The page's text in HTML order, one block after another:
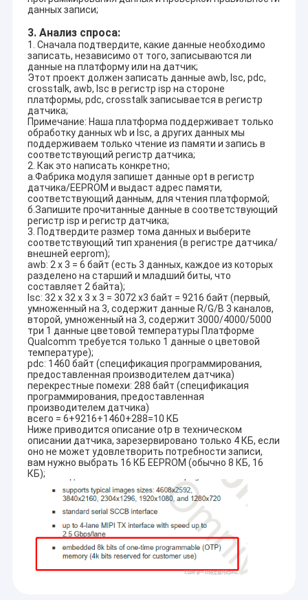
Главная страница
Продукция
данных записи;
3. Анализ спроса:
1. Сначала подтвердите, какие данные необходимо
записать, независимо от того, записываются ли
данные на платформу или на датчик;
Этот проект должен записать данные awb, lsc, pdc,
crosstalk, awb, lsc в регистр isp на стороне
платформы, pdc, crosstalk записывается в регистр
датчика;
Примечание: Наша платформа поддерживает только
обработку данных wb и lsc, а других данных мы
поддерживаем только чтение из памяти и запись в
соответствующий регистр датчика;
2. Как это написать конкретно;
а.Фабрика модуля запишет данные opt в регистр
датчика/EEPROM и выдаст адрес памяти,
соответствующий данным, для чтения платформой;
б.Запишите прочитанные данные в соответствующий
регистр isp и регистр датчика;
3. Подтвердите размер тома данных и выберите
соответствующий тип хранения (в регистре датчика/
внешней eeprom);
awb: 2 x 3 = 6 байт (есть 3 данных, каждое из которых
разделено на старший и младший биты, что
составляет 2 байта);
lsc: 32 x 32 x 3 x 3 = 3072 x3 байт = 9216 байт (первый,
умноженный на 3, содержит данные R/G/B 3 каналов,
второй, умноженный на 3, содержит 3000/4000/5000
три 1 данные цветовой температуры Платформе
Qualcomm требуется только 1 данные о цветовой
температуре);
pdc: 1460 байт (спецификация программирования,
предоставленная производителем датчика)
перекрестные помехи: 288 байт (спецификация
программирования, предоставленная
производителем датчика)
всего = 6+9216+1460+288=10 КБ
Ниже приводится описание otp в техническом
описании датчика, зарезервировано только 4 КБ, если
оно не может удовлетворить потребности записи,
вам нужно выбрать 16 КБ EEPROM (обычно 8 КБ, 16
КБ);
CO. технологии Шэньчжэня Sinoseen, Ltd было установлено в
марте 2009. На излишек десятилетия, Sinoseen было
предназначено к обеспечивать клиентов с различным
OEM/ODM подгоняло решения обработки изображений